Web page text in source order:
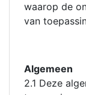
waarop de
van
Algemeen
2.1 Deze